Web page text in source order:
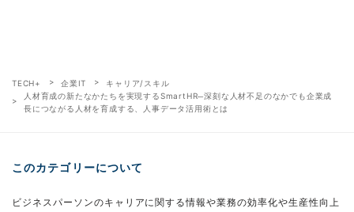
TECH+ 企業IT
キャリア/スキル
人材育成の新たなかたちを実現するSmartHR─深刻な人材不足のなかでも企業成
長につながる人材を育成する、人事データ活用術とは
このカテゴリーについて
ビジネスパーソンのキャリアに関する情報や業務の効率化や生産性向上